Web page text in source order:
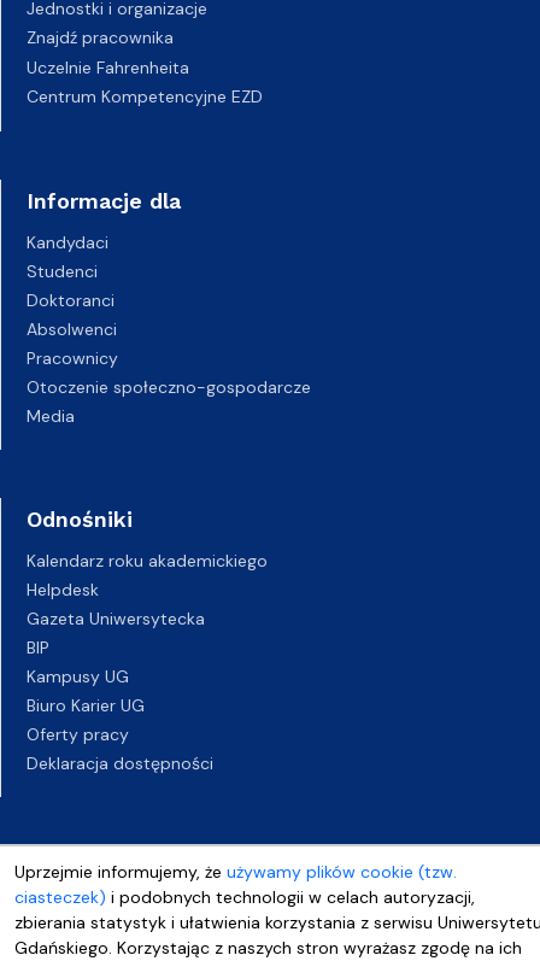
Uprzejmie informujemy, że używamy plików cookie (tzw.
ciasteczek) i podobnych technologii w celach autoryzacji,
zbierania statystyk i ułatwienia korzystania z serwisu
Gdańskiego. Korzystając z naszych stron wyrażasz zgodę na ich
Jednostki i organizacje
Znajdź pracownika
Uczelnie Fahrenheita
Centrum Kompetencyjne EZD
Informacje dla
Kandydaci
Studenci
Doktoranci
Absolwenci
Pracownicy
Otoczenie społeczno-gospodarcze
Media
Odnośniki
Kalendarz roku akademickiego
Helpdesk
Gazeta Uniwersytecka
BIP
Kampusy UG
Biuro Karier UG
Oferty pracy
Deklaracja dostępności